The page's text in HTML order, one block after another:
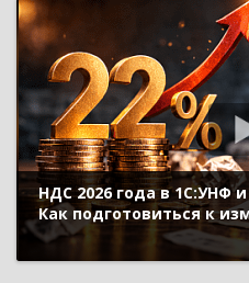
НДС 2026 года в 1С:УНФ
Как подготовиться к